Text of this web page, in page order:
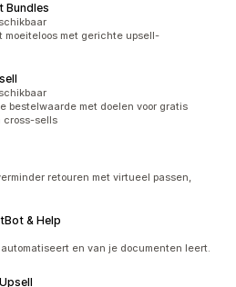
Bundles
moeiteloos met gerichte upsell-
bestelwaarde met doelen voor gratis
cross-sells
retouren met virtueel passen,
& Help
en van je documenten leert.